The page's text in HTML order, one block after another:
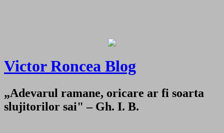
Victor Roncea Blog
„Adevarul ramane, oricare ar fi soarta
slujitorilor sai" – Gh. I. B.